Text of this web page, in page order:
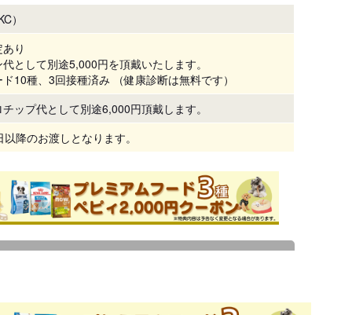
）
り
として別途5,000円を頂戴いたします。
10種、3回接種済み （健康診断は無料です）
ップ代として別途6,000円頂戴します。
降のお渡しとなります。